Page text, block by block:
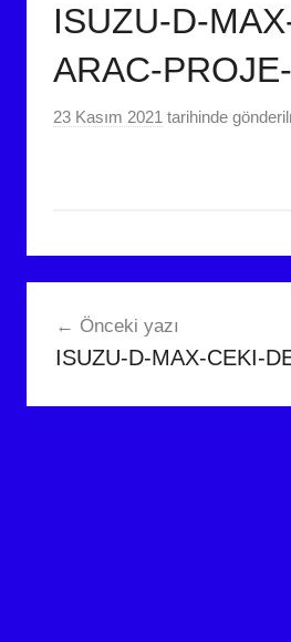
ISUZU-D-
ARAC-
23 Kasım 2021 tarihinde
gezinmesi
Önceki yazı
ISUZU-D-MAX-CEKI-